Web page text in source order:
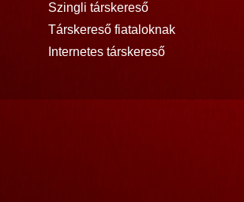
Szingli társkereső
Társkereső fiataloknak
Internetes társkereső